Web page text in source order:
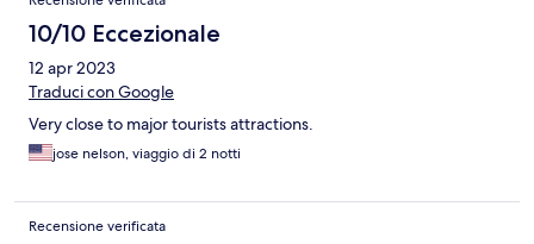
10/10 Eccezionale
12 apr 2023
Traduci con Google
Very close to major tourists attractions.
jose nelson, viaggio di 2 notti
Recensione verificata